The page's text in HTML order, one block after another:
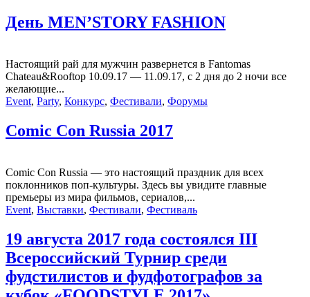
День MEN’STORY FASHION
Настоящий рай для мужчин развернется в Fantomas
Chateau&Rooftop 10.09.17 — 11.09.17, с 2 дня до 2 ночи все
желающие...
Event, Party, Конкурс, Фестивали, Форумы
Comic Con Russia 2017
Comic Con Russia — это настоящий праздник для всех
поклонников поп-культуры. Здесь вы увидите главные
премьеры из мира фильмов, сериалов,...
Event, Выставки, Фестивали, Фестиваль
19 августа 2017 года состоялся III
Всероссийский Турнир среди
фудстилистов и фудфотографов за